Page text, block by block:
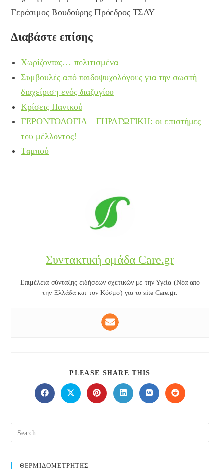
Γεράσιμος Βουδούρης Πρόεδρος ΤΣΑΥ
Διαβάστε επίσης
Χωρίζοντας… πολιτισμένα
Συμβουλές από παιδοψυχολόγους για την σωστή
διαχείριση ενός διαζυγίου
Κρίσεις Πανικού
ΓΕΡΟΝΤΟΛΟΓΙΑ – ΓΗΡΑΓΩΓΙΚΗ: οι επιστήμες
του μέλλοντος!
Ταμπού
Συντακτική ομάδα Care.gr
Επιμέλεια σύνταξης ειδήσεων σχετικών με την Υγεία (Νέα από
την Ελλάδα και τον Κόσμο) για το site Care.gr.
PLEASE SHARE THIS
THIS
CONTENT
Opens
in
window
Opens
in
window
Opens
in
window
Opens
in
window
Opens
in
window
Opens
in
window
ΘΕΡΜΙΔΟΜΕΤΡΗΤΗΣ